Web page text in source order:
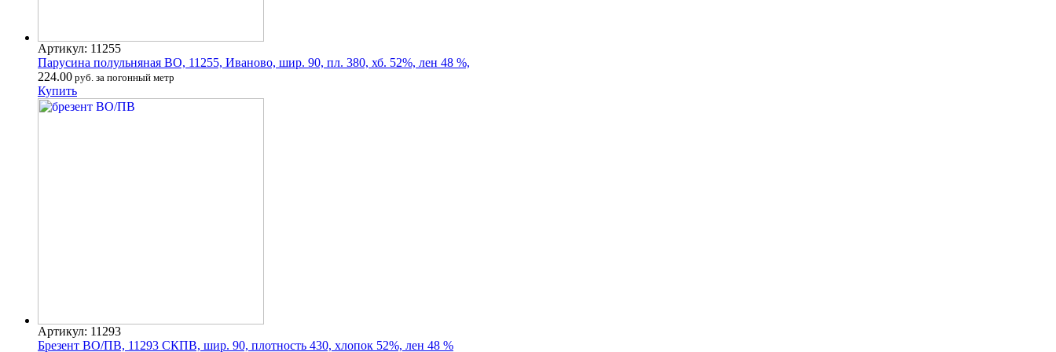
Артикул: 11255
Парусина полульняная ВО, 11255, Иваново, шир. 90, пл. 380, хб. 52%, лен 48 %,
224.00 руб. за погонный метр
Купить
Артикул: 11293
Брезент ВО/ПВ, 11293 СКПВ, шир. 90, плотность 430, хлопок 52%, лен 48 %